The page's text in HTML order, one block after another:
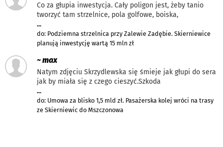
Co za głupia inwestycja. Cały poligon jest, żeby tanio
tworzyć tam strzelnice, pola golfowe, boiska,
...
do: Podziemna strzelnica przy Zalewie Zadębie. Skierniewice
planują inwestycję wartą 15 mln zł
~ max
Natym zdjęciu Skrzydlewska się śmieje jak głupi do sera
jak by miała się z czego cieszyć.Szkoda
...
do: Umowa za blisko 1,5 mld zł. Pasażerska kolej wróci na trasy
ze Skierniewic do Mszczonowa